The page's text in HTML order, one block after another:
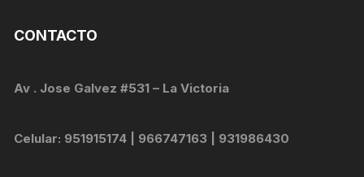
CONTACTO
Av . Jose Galvez #531 – La Victoria
Celular: 951915174 | 966747163 | 931986430